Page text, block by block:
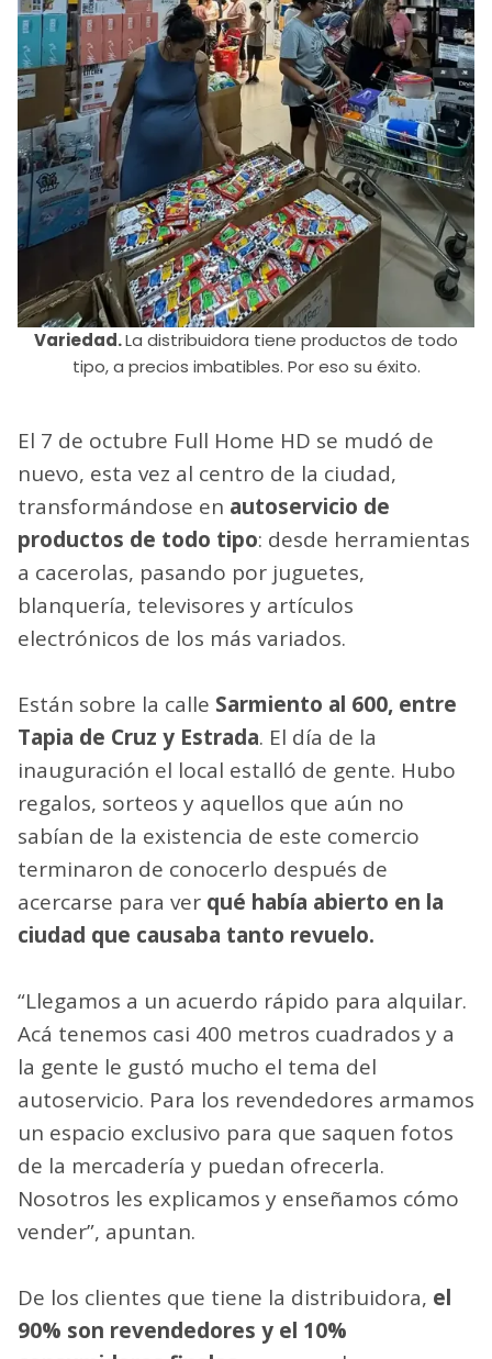
Variedad.La distribuidora tiene productos de todo
tipo, a precios imbatibles. Por eso su éxito.
El 7 de octubre Full Home HD se mudó de
nuevo, esta vez al centro de la ciudad,
transformándose en autoservicio de
productos de todo tipo: desde herramientas
a cacerolas, pasando por juguetes,
blanquería, televisores y artículos
electrónicos de los más variados.
Están sobre la calle Sarmiento al 600, entre
Tapia de Cruz y Estrada. El día de la
inauguración el local estalló de gente. Hubo
regalos, sorteos y aquellos que aún no
sabían de la existencia de este comercio
terminaron de conocerlo después de
acercarse para ver qué había abierto en la
ciudad que causaba tanto revuelo.
“Llegamos a un acuerdo rápido para alquilar.
Acá tenemos casi 400 metros cuadrados y a
la gente le gustó mucho el tema del
autoservicio. Para los revendedores armamos
un espacio exclusivo para que saquen fotos
de la mercadería y puedan ofrecerla.
Nosotros les explicamos y enseñamos cómo
vender”, apuntan.
De los clientes que tiene la distribuidora, el
90% son revendedores y el 10%